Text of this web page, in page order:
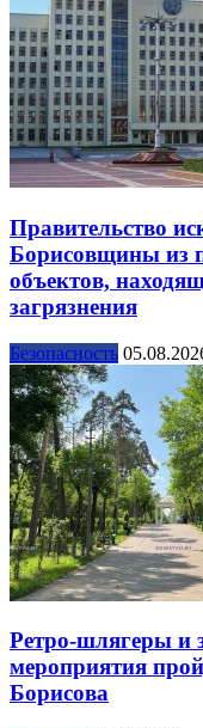
Правительство
Борисовщины из
объектов,
загрязнения
Безопасность
Ретро-шлягеры и
мероприятия
Борисова